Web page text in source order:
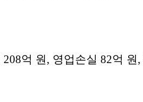
억 원, 영업손실 82억 원